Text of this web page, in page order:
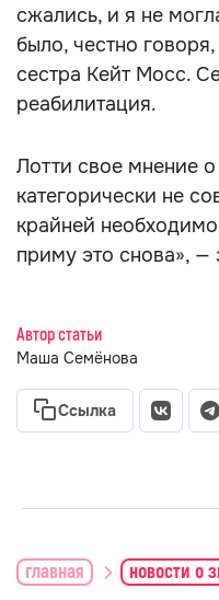
сжались, и я не
было, честно
сестра Кейт Мосс.
реабилитация.
Лотти свое мнение
категорически не
крайней
приму это снова», —
Автор статьи
Маша Семёнова
Ссылка
главная новости о